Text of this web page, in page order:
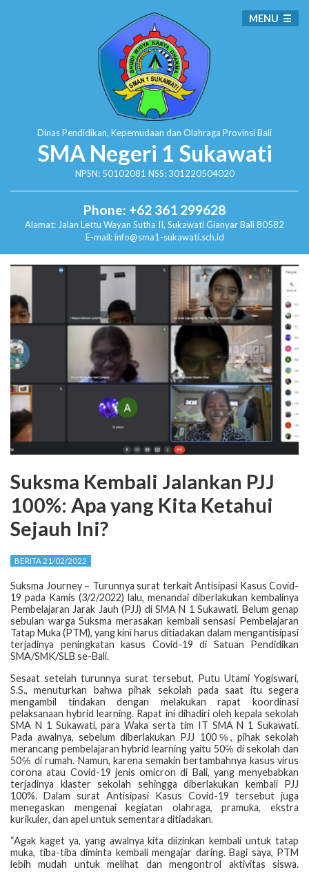
Dinas Pendidikan, Kepemudaan dan Olahraga Provinsi Bali
SMA Negeri 1 Sukawati
NPSN: 50102081 NSS: 301220504020
Phone: +62 361 299628
Alamat: Jalan Lettu Wayan Sutha II, SukawatiGianyar Bali 80582
E-mail: info@sma1-sukawati.sch.id
MENU
Suksma Kembali Jalankan PJJ
100%: Apa yang Kita Ketahui
Sejauh Ini?
BERITA 21/02/2022
Suksma Journey – Turunnya surat terkait Antisipasi Kasus Covid-
19 pada Kamis (3/2/2022) lalu, menandai diberlakukan kembalinya
Pembelajaran Jarak Jauh (PJJ) di SMA N 1 Sukawati. Belum genap
sebulan warga Suksma merasakan kembali sensasi Pembelajaran
Tatap Muka (PTM), yang kini harus ditiadakan dalam mengantisipasi
terjadinya peningkatan kasus Covid-19 di Satuan Pendidikan
SMA/SMK/SLB se-Bali.
Sesaat setelah turunnya surat tersebut, Putu Utami Yogiswari,
S.S., menuturkan bahwa pihak sekolah pada saat itu segera
mengambil tindakan dengan melakukan rapat koordinasi
pelaksanaan hybrid learning. Rapat ini dihadiri oleh kepala sekolah
SMA N 1 Sukawati, para Waka serta tim IT SMA N 1 Sukawati.
Pada awalnya, sebelum diberlakukan PJJ 100℅, pihak sekolah
merancang pembelajaran hybrid learning yaitu 50℅ di sekolah dan
50℅ di rumah. Namun, karena semakin bertambahnya kasus virus
corona atau Covid-19 jenis omicron di Bali, yang menyebabkan
terjadinya klaster sekolah sehingga diberlakukan kembali PJJ
100%. Dalam surat Antisipasi Kasus Covid-19 tersebut juga
menegaskan mengenai kegiatan olahraga, pramuka, ekstra
kurikuler, dan apel untuk sementara ditiadakan.
“Agak kaget ya, yang awalnya kita diizinkan kembali untuk tatap
muka, tiba-tiba diminta kembali mengajar daring. Bagi saya, PTM
lebih mudah untuk melihat dan mengontrol aktivitas siswa.